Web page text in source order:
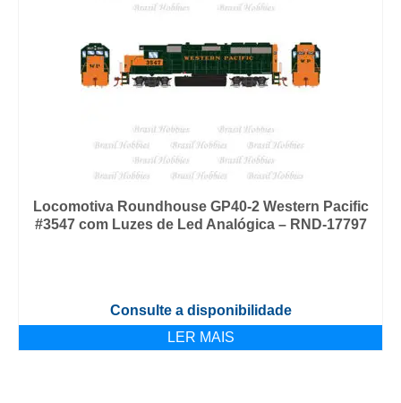
Locomotiva Roundhouse GP40-2 Western Pacific
#3547 com Luzes de Led Analógica – RND-17797
Consulte a disponibilidade
LER MAIS